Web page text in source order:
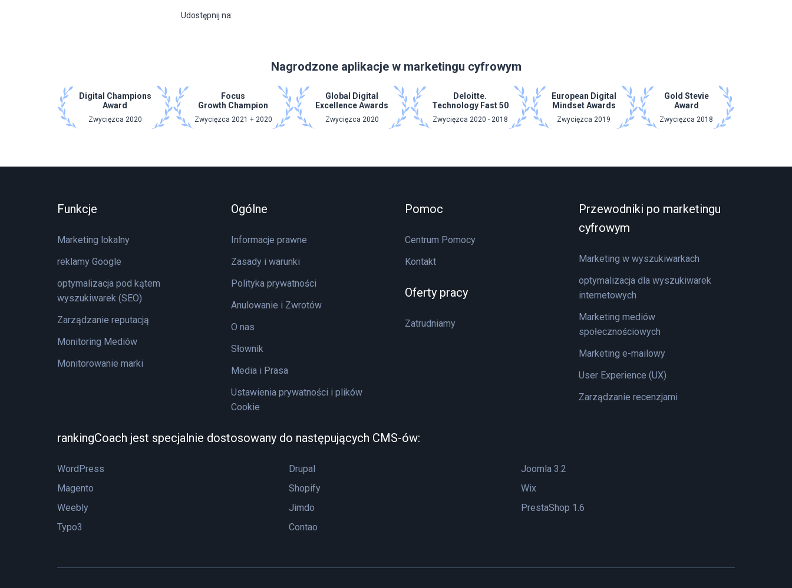
Udostępnij na:
Nagrodzone aplikacje w marketingu cyfrowym
Digital Champions
Award
Zwycięzca 2020
Focus
Growth Champion
Zwycięzca 2021 + 2020
Global Digital
Excellence Awards
Zwycięzca 2020
Deloitte.
Technology Fast 50
Zwycięzca 2020 - 2018
European Digital
Mindset Awards
Zwycięzca 2019
Gold Stevie
Award
Zwycięzca 2018
Funkcje
Marketing lokalny
reklamy Google
optymalizacja pod kątem
wyszukiwarek (SEO)
Zarządzanie reputacją
Monitoring Mediów
Monitorowanie marki
Ogólne
Informacje prawne
Zasady i warunki
Polityka prywatności
Anulowanie i Zwrotów
O nas
Słownik
Media i Prasa
Ustawienia prywatności i plików
Cookie
Pomoc
Centrum Pomocy
Kontakt
Oferty pracy
Zatrudniamy
Przewodniki po marketingu
cyfrowym
Marketing w wyszukiwarkach
optymalizacja dla wyszukiwarek
internetowych
Marketing mediów
społecznościowych
Marketing e-mailowy
User Experience (UX)
Zarządzanie recenzjami
rankingCoach jest specjalnie dostosowany do następujących CMS-ów:
WordPress Drupal
Joomla 3.2
Magento
Shopify
Wix
Weebly
Jimdo
PrestaShop 1.6
Typo3
Contao